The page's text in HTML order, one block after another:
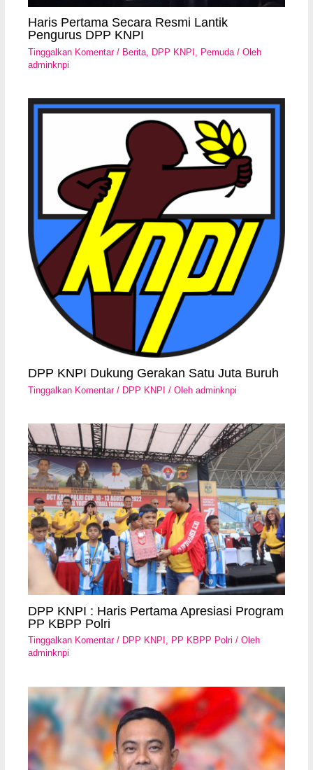
Haris Pertama Secara Resmi Lantik
Pengurus DPP KNPI
Tinggalkan Komentar / Berita DPP KNPI Pemuda / Oleh
adminknpi
DPP KNPI Dukung Gerakan Satu Juta Buruh
Tinggalkan Komentar / DPP KNPI / Olehadminknpi
DPP KNPI : Haris Pertama Apresiasi Program
PP KBPP Polri
Tinggalkan Komentar / DPP KNPI , PP KBPP Polri / Oleh
adminknpi